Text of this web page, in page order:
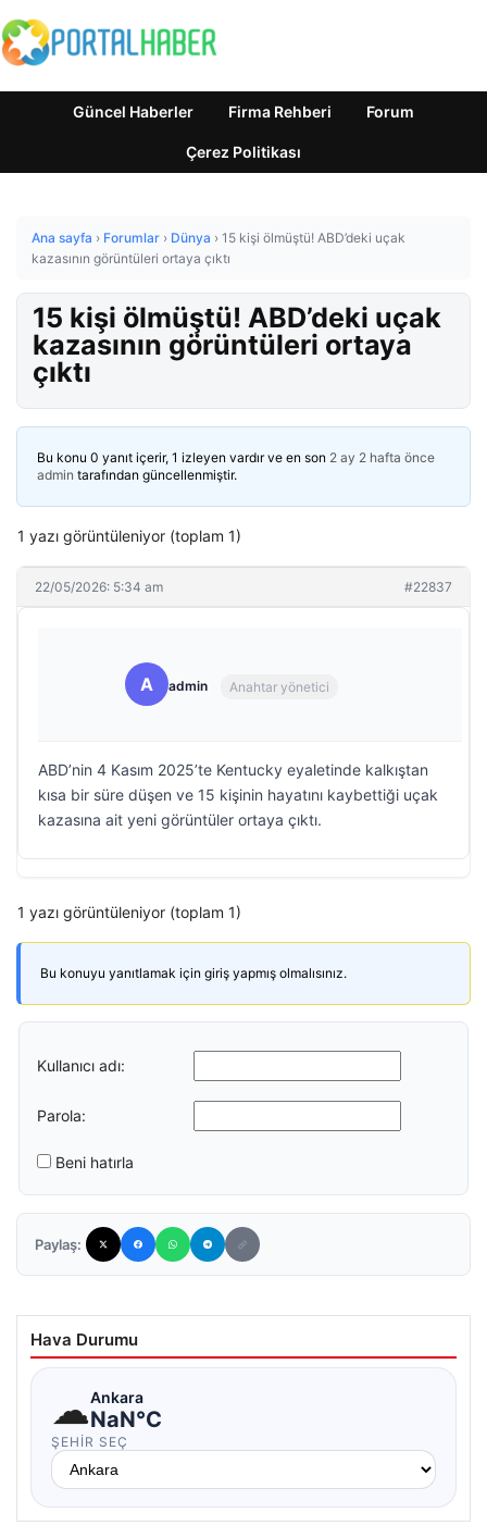
Güncel Haberler Firma Rehberi Forum
Çerez Politikası
Ana sayfa › Forumlar › Dünya › 15 kişi ölmüştü! ABD’deki uçak
kazasının görüntüleri ortaya çıktı
15 kişi ölmüştü! ABD’deki uçak
kazasının görüntüleri ortaya
çıktı
Bu konu 0 yanıt içerir, 1 izleyen vardır ve en son 2 ay 2 hafta önce
admin tarafından güncellenmiştir.
1 yazı görüntüleniyor (toplam 1)
22/05/2026: 5:34 am #22837
A admin Anahtar yönetici
ABD’nin 4 Kasım 2025’te Kentucky eyaletinde kalkıştan
kısa bir süre düşen ve 15 kişinin hayatını kaybettiği uçak
kazasına ait yeni görüntüler ortaya çıktı.
1 yazı görüntüleniyor (toplam 1)
Bu konuyu yanıtlamak için giriş yapmış olmalısınız.
Kullanıcı adı:
Parola:
Beni hatırla
Paylaş:
Hava Durumu
☁Ankara
NaN°C
ŞEHIR SEÇ